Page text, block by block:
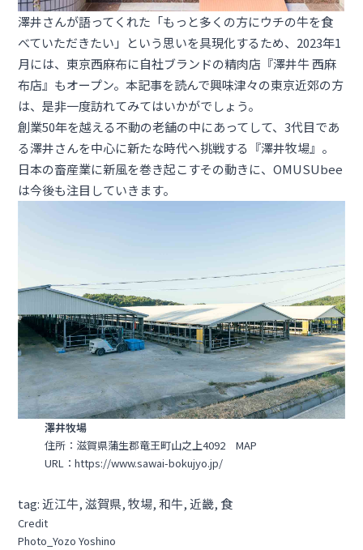
澤井さんが語ってくれた「もっと多くの方にウチの牛を食
べていただきたい」という思いを具現化するため、2023年1
月には、東京西麻布に自社ブランドの精肉店『澤井牛 西麻
布店』もオープン。本記事を読んで興味津々の東京近郊の方
は、是非一度訪れてみてはいかがでしょう。
創業50年を越える不動の老舗の中にあってして、3代目であ
る澤井さんを中心に新たな時代へ挑戦する『澤井牧場』。
日本の畜産業に新風を巻き起こすその動きに、OMUSUbee
は今後も注目していきます。
澤井牧場
住所：滋賀県蒲生郡竜王町山之上4092 MAP
URL： https://www.sawai-bokujyo.jp/
tag:近江牛, 滋賀県, 牧場, 和牛, 近畿, 食
Credit
Photo_Yozo Yoshino